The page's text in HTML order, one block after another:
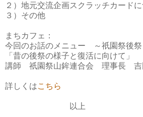
２）地元交流企画スクラッチカード
３）その他
まちカフェ：
今回のお話のメニュー ～祇園祭後
「昔の後祭の様子と復活に向けて」
講師 祇園祭山鉾連合会 理事長 吉
詳しくはこちら
以上